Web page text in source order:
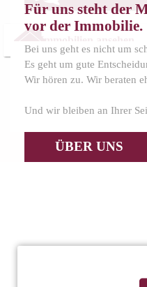
Für uns steht der
vor der Immobilie.
Bei uns geht es nicht um
Es geht um gute
Wir hören zu. Wir beraten
Und wir bleiben an Ihrer
ÜBER UNS